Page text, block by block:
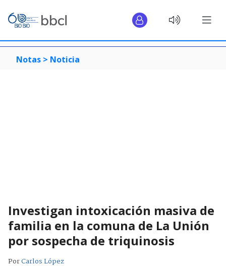
Notas > Noticia
Investigan intoxicación masiva de
familia en la comuna de La Unión
por sospecha de triquinosis
PorCarlos López